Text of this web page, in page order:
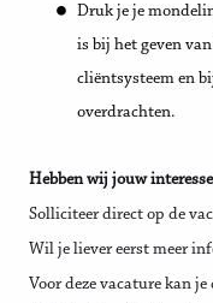
Druk je je
is bij het geven
cliëntsysteem en
overdrachten.
Hebben wij jouw
Solliciteer direct op de
Wil je liever eerst meer
Voor deze vacature kan